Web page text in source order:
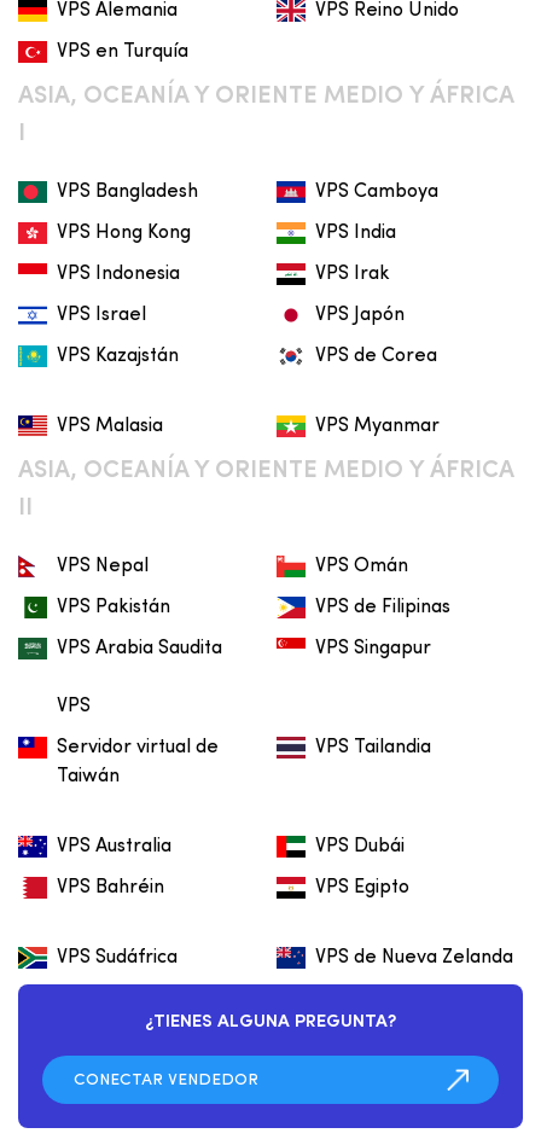
VPS Alemania VPS Reino Unido
VPS en Turquía
ASIA, OCEANÍA Y ORIENTE MEDIO Y ÁFRICA
I
VPS Bangladesh VPS Camboya
VPS Hong Kong VPS India
VPS Indonesia VPS Irak
VPS Israel VPS Japón
VPS Kazajstán VPS de Corea
VPS Malasia VPS Myanmar
ASIA, OCEANÍA Y ORIENTE MEDIO Y ÁFRICA
II
VPS Nepal VPS Omán
VPS Pakistán VPS de Filipinas
VPS Arabia Saudita
VPS
VPS Singapur
Servidor virtual de
Taiwán
VPS Tailandia
VPS Australia VPS Dubái
VPS Bahréin VPS Egipto
VPS Sudáfrica VPS de Nueva Zelanda
¿TIENES ALGUNA PREGUNTA?